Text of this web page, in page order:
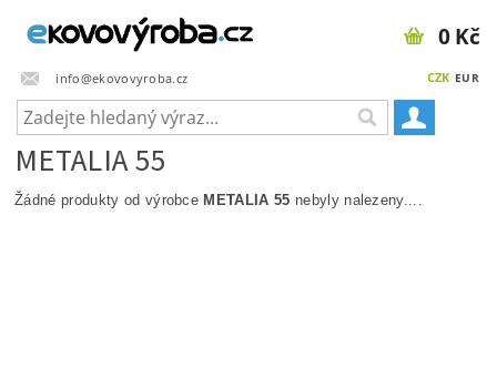
info@ekovovyroba.cz CZK EUR
0 Kč
METALIA 55
Žádné produkty od výrobce METALIA 55 nebyly nalezeny....